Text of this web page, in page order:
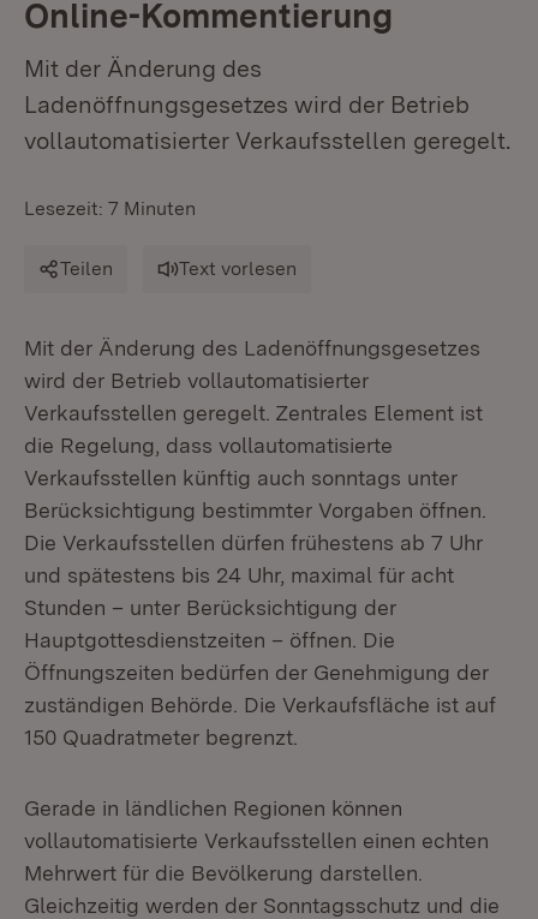
Online-Kommentierung
Mit der Änderung des
Ladenöffnungsgesetzes wird der Betrieb
vollautomatisierter Verkaufsstellen geregelt.
Lesezeit: 7 Minuten
Teilen Text vorlesen
Mit der Änderung des Ladenöffnungsgesetzes
wird der Betrieb vollautomatisierter
Verkaufsstellen geregelt. Zentrales Element ist
die Regelung, dass vollautomatisierte
Verkaufsstellen künftig auch sonntags unter
Berücksichtigung bestimmter Vorgaben öffnen.
Die Verkaufsstellen dürfen frühestens ab 7 Uhr
und spätestens bis 24 Uhr, maximal für acht
Stunden – unter Berücksichtigung der
Hauptgottesdienstzeiten – öffnen. Die
Öffnungszeiten bedürfen der Genehmigung der
zuständigen Behörde. Die Verkaufsfläche ist auf
150 Quadratmeter begrenzt.
Gerade in ländlichen Regionen können
vollautomatisierte Verkaufsstellen einen echten
Mehrwert für die Bevölkerung darstellen.
Gleichzeitig werden der Sonntagsschutz und die